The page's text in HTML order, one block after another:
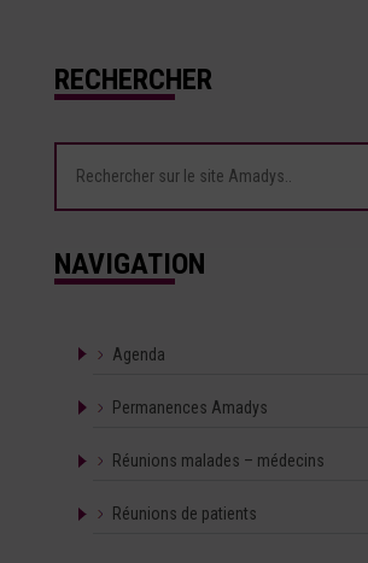
RECHERCHER
NAVIGATION
Agenda
Permanences Amadys
Réunions malades – médecins
Réunions de patients